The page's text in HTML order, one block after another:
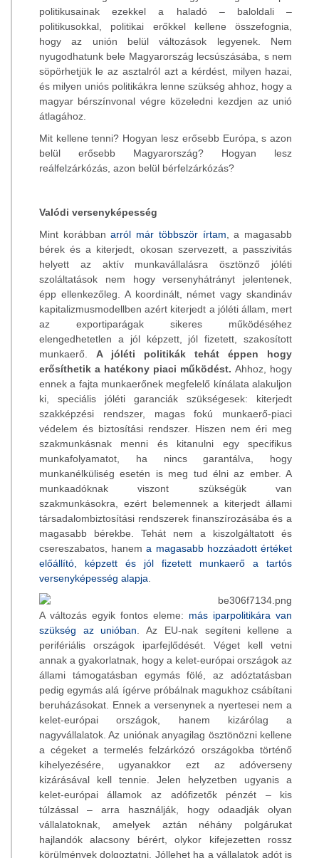
politikusainak ezekkel a haladó – baloldali –
politikusokkal, politikai erőkkel kellene összefognia,
hogy az unión belül változások legyenek. Nem
nyugodhatunk bele Magyarország lecsúszásába, s nem
söpörhetjük le az asztalról azt a kérdést, milyen hazai,
és milyen uniós politikákra lenne szükség ahhoz, hogy a
magyar bérszínvonal végre közeledni kezdjen az unió
átlagához.
Mit kellene tenni? Hogyan lesz erősebb Európa, s azon
belül erősebb Magyarország? Hogyan lesz
reálfelzárkózás, azon belül bérfelzárkózás?
Valódi versenyképesség
Mint korábbanarról már többször írtam , a magasabb
bérek és a kiterjedt, okosan szervezett, a passzivitás
helyett az aktív munkavállalásra ösztönző jóléti
szoláltatások nem hogy versenyhátrányt jelentenek,
épp ellenkezőleg. A koordinált, német vagy skandináv
kapitalizmusmodellben azért kiterjedt a jóléti állam, mert
az exportiparágak sikeres működéséhez
elengedhetetlen a jól képzett, jól fizetett, szakosított
munkaerő. A jóléti politikák tehát éppen hogy
erősíthetik a hatékony piaci működést. Ahhoz, hogy
ennek a fajta munkaerőnek megfelelő kínálata alakuljon
ki, speciális jóléti garanciák szükségesek: kiterjedt
szakképzési rendszer, magas fokú munkaerő-piaci
védelem és biztosítási rendszer. Hiszen nem éri meg
szakmunkásnak menni és kitanulni egy specifikus
munkafolyamatot, ha nincs garantálva, hogy
munkanélküliség esetén is meg tud élni az ember. A
munkaadóknak viszont szükségük van
szakmunkásokra, ezért belemennek a kiterjedt állami
társadalombiztosítási rendszerek finanszírozásába és a
magasabb bérekbe. Tehát nem a kiszolgáltatott és
csereszabatos, hanema magasabb hozzáadott értéket
előállító, képzett és jól fizetett munkaerő a tartós
versenyképesség alapja
A változás egyik fontos eleme: más iparpolitikára van
szükség az unióban . Az EU-nak segíteni kellene a
perifériális országok iparfejlődését. Véget kell vetni
annak a gyakorlatnak, hogy a kelet-európai országok az
állami támogatásban egymás fölé, az adóztatásban
pedig egymás alá ígérve próbálnak magukhoz csábítani
beruházásokat. Ennek a versenynek a nyertesei nem a
kelet-európai országok, hanem kizárólag a
nagyvállalatok. Az uniónak anyagilag ösztönözni kellene
a cégeket a termelés felzárkózó országokba történő
kihelyezésére, ugyanakkor ezt az adóverseny
kizárásával kell tennie. Jelen helyzetben ugyanis a
kelet-európai államok az adófizetők pénzét – kis
túlzással – arra használják, hogy odaadják olyan
vállalatoknak, amelyek aztán néhány polgárukat
hajlandók alacsony bérért, olykor kifejezetten rossz
körülmények dolgoztatni. Jóllehet ha a vállalatok adót is